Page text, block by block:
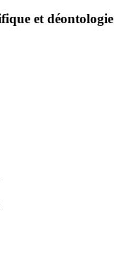
et déontologie